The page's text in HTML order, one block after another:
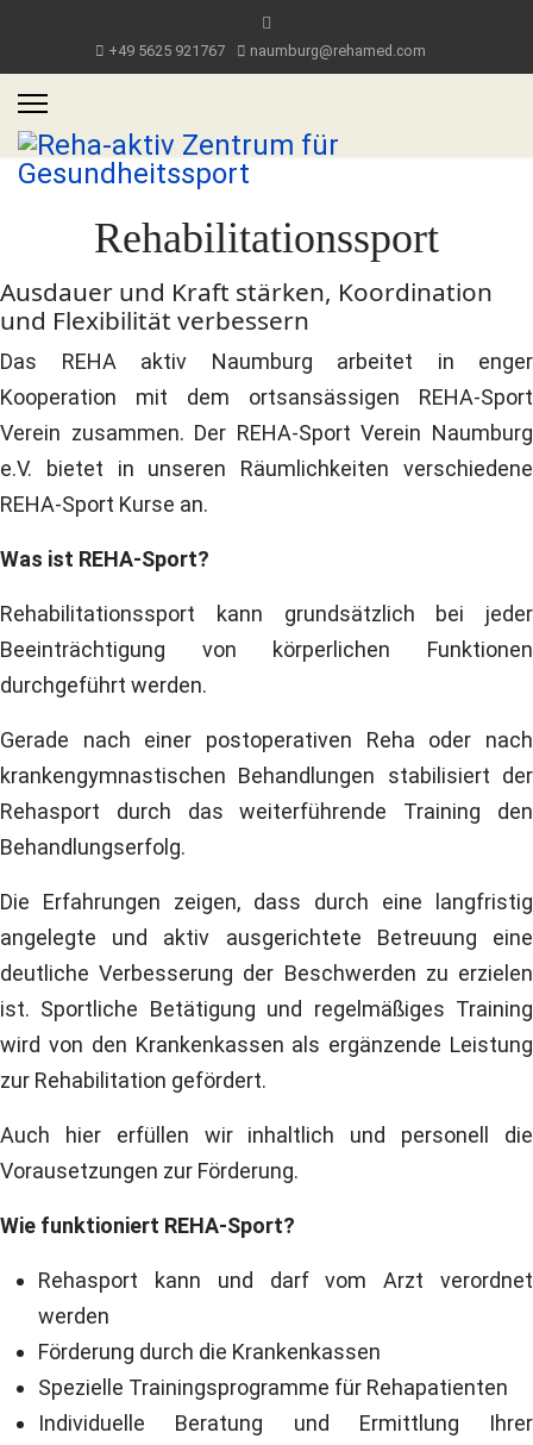
+49 5625 921767 naumburg@rehamed.com
Rehabilitationssport
Ausdauer und Kraft stärken, Koordination
und Flexibilität verbessern
Das REHA aktiv Naumburg arbeitet in enger
Kooperation mit dem ortsansässigen REHA-Sport
Verein zusammen. Der REHA-Sport Verein Naumburg
e.V. bietet in unseren Räumlichkeiten verschiedene
REHA-Sport Kurse an.
Was ist REHA-Sport?
Rehabilitationssport kann grundsätzlich bei jeder
Beeinträchtigung von körperlichen Funktionen
durchgeführt werden.
Gerade nach einer postoperativen Reha oder nach
krankengymnastischen Behandlungen stabilisiert der
Rehasport durch das weiterführende Training den
Behandlungserfolg.
Die Erfahrungen zeigen, dass durch eine langfristig
angelegte und aktiv ausgerichtete Betreuung eine
deutliche Verbesserung der Beschwerden zu erzielen
ist. Sportliche Betätigung und regelmäßiges Training
wird von den Krankenkassen als ergänzende Leistung
zur Rehabilitation gefördert.
Auch hier erfüllen wir inhaltlich und personell die
Vorausetzungen zur Förderung.
Wie funktioniert REHA-Sport?
Rehasport kann und darf vom Arzt verordnet
werden
Förderung durch die Krankenkassen
Spezielle Trainingsprogramme für Rehapatienten
Individuelle Beratung und Ermittlung Ihrer